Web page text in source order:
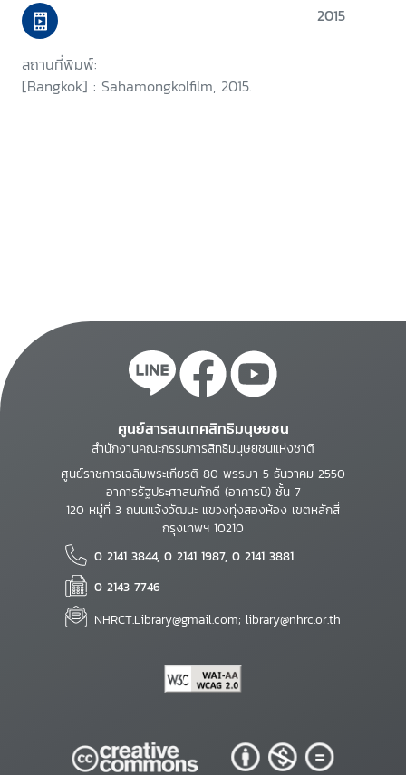
สถานที่พิมพ์:
[Bangkok] : Sahamongkolfilm, 2015.
2015
ศูนย์สารสนเทศสิทธิมนุษยชน
สำนักงานคณะกรรมการสิทธิมนุษยชนแห่งชาติ
ศูนย์ราชการเฉลิมพระเกียรติ 80 พรรษา 5 ธันวาคม 2550
อาคารรัฐประศาสนภักดี (อาคารบี) ชั้น 7
120 หมู่ที่ 3 ถนนแจ้งวัฒนะ แขวงทุ่งสองห้อง เขตหลักสี่
กรุงเทพฯ 10210
0 2141 3844, 0 2141 1987, 0 2141 3881
0 2143 7746
NHRCT.Library@gmail.com; library@nhrc.or.th